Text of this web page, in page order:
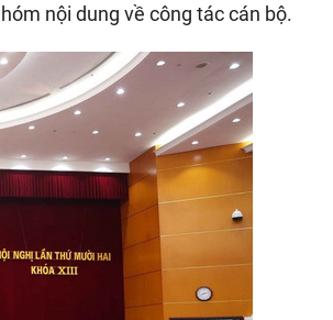
nội dung về công tác cán bộ.